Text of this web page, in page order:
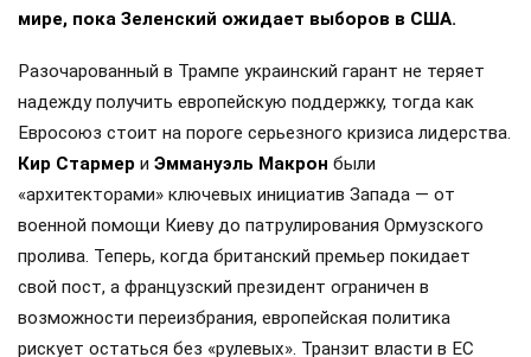
мире, пока Зеленский ожидает выборов в США.
Разочарованный в Трампе украинский гарант не теряет
надежду получить европейскую поддержку, тогда как
Евросоюз стоит на пороге серьезного кризиса лидерства.
Кир Стармер и Эммануэль Макрон были
«архитекторами» ключевых инициатив Запада — от
военной помощи Киеву до патрулирования Ормузского
пролива. Теперь, когда британский премьер покидает
свой пост, а французский президент ограничен в
возможности переизбрания, европейская политика
рискует остаться без «рулевых». Транзит власти в ЕС